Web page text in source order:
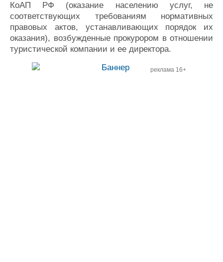
КоАП РФ (оказание населению услуг, не
соответствующих требованиям нормативных
правовых актов, устанавливающих порядок их
оказания), возбужденные прокурором в отношении
туристической компании и ее директора.
реклама 16+